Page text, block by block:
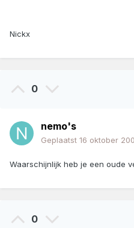
Nickx
0
nemo's
Geplaatst 16 oktober
Waarschijnlijk heb je een oude
0